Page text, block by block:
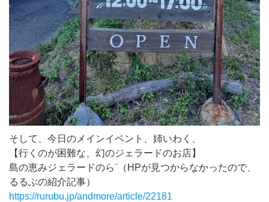
そして、今日のメインイベント、姉いわく、
【行くのが困難な、幻のジェラードのお店】
島の恵みジェラードのら¨（HPが見つからなかったので、
るるぶの紹介記事）
https://rurubu.jp/andmore/article/22181